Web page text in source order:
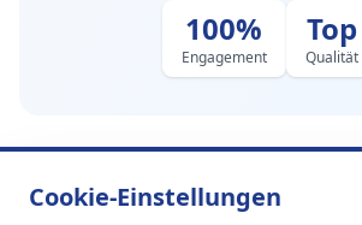
100%
Engagement
Top
Qualität
Cookie-Einstellungen